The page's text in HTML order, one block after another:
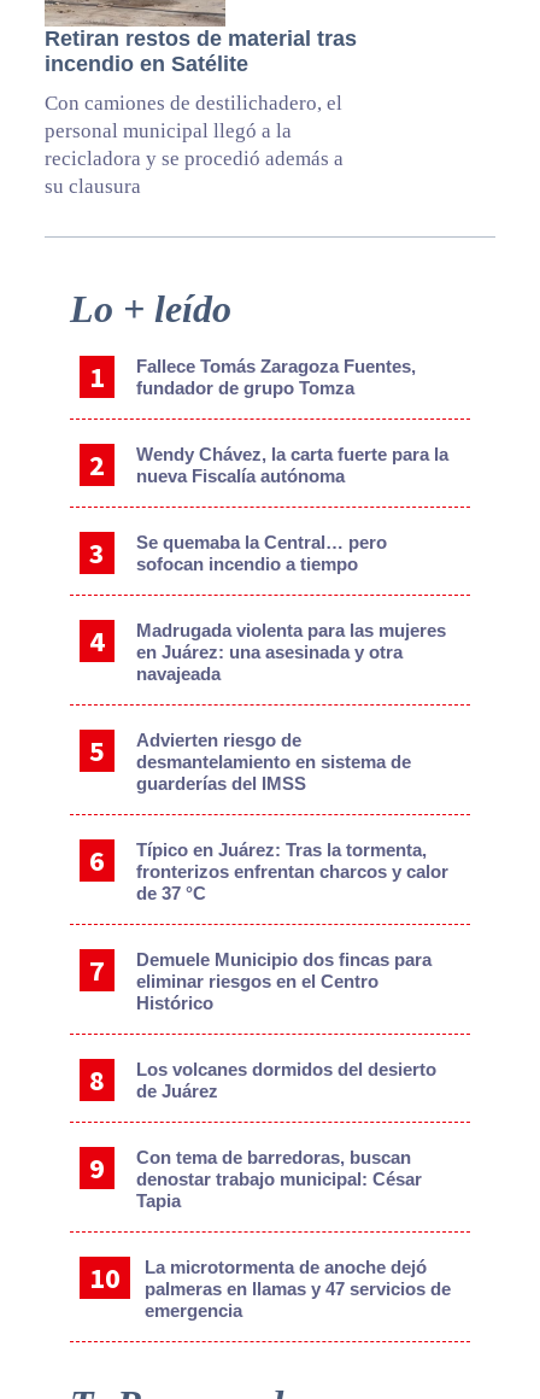
Retiran restos de material tras
incendio en Satélite
Con camiones de destilichadero, el
personal municipal llegó a la
recicladora y se procedió además a
su clausura
Primary
Lo + leído
Fallece Tomás Zaragoza Fuentes,
fundador de grupo Tomza
Wendy Chávez, la carta fuerte para la
nueva Fiscalía autónoma
Se quemaba la Central… pero
sofocan incendio a tiempo
Madrugada violenta para las mujeres
en Juárez: una asesinada y otra
navajeada
Advierten riesgo de
desmantelamiento en sistema de
guarderías del IMSS
Típico en Juárez: Tras la tormenta,
fronterizos enfrentan charcos y calor
de 37 °C
Demuele Municipio dos fincas para
eliminar riesgos en el Centro
Histórico
Los volcanes dormidos del desierto
de Juárez
Con tema de barredoras, buscan
denostar trabajo municipal: César
Tapia
La microtormenta de anoche dejó
palmeras en llamas y 47 servicios de
emergencia